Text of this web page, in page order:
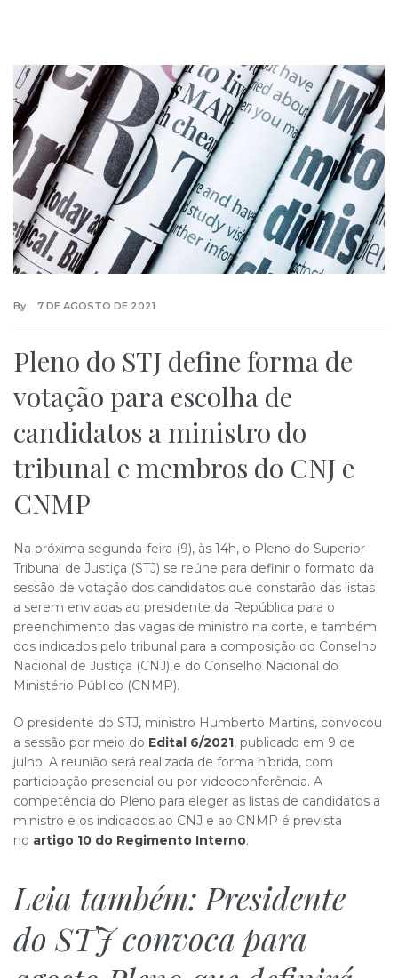
By 7 DE AGOSTO DE 2021
Pleno do STJ define forma de
votação para escolha de
candidatos a ministro do
tribunal e membros do CNJ e
CNMP
​Na próxima segunda-feira (9), às 14h, o Pleno do Superior
Tribunal de Justiça (STJ) se reúne para definir o formato da
sessão de votação dos candidatos que constarão das listas
a serem enviadas ao presidente da República para o
preenchimento das vagas de ministro na corte, e também
dos indicados pelo tribunal para a composição do Conselho
Nacional de Justiça (CNJ) e do Conselho Nacional do
Ministério Público (CNMP).
O presidente do STJ, ministro Humberto Martins, convocou
a sessão por meio do Edital 6/2021, publicado em 9 de
julho. A reunião será realizada de forma híbrida, com
participação presencial ou por videoconferência. A
competência do Pleno para eleger as listas de candidatos a
ministro e os indicados ao CNJ e ao CNMP é prevista
no artigo 10 do Regimento Interno.
Leia também: Presidente
do STJ convoca para